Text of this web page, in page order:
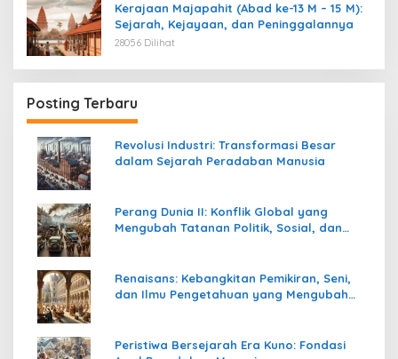
Kerajaan Majapahit (Abad ke-13 M – 15 M):
Sejarah, Kejayaan, dan Peninggalannya
28056 Dilihat
Posting Terbaru
Revolusi Industri: Transformasi Besar
dalam Sejarah Peradaban Manusia
Perang Dunia II: Konflik Global yang
Mengubah Tatanan Politik, Sosial, dan
Renaisans: Kebangkitan Pemikiran, Seni,
dan Ilmu Pengetahuan yang Mengubah
Peristiwa Bersejarah Era Kuno: Fondasi